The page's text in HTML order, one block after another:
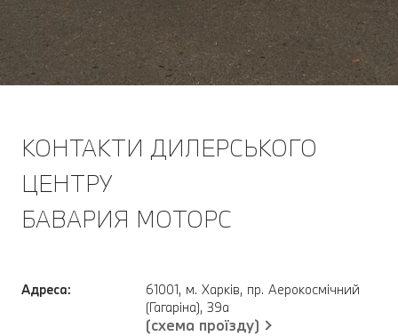
КОНТАКТИ ДИЛЕРСЬКОГО
ЦЕНТРУ
БАВАРИЯ МОТОРС
Адреса:
61001, м. Харків, пр. Аерокосмічний
(Гагаріна), 39а
(схема проїзду)